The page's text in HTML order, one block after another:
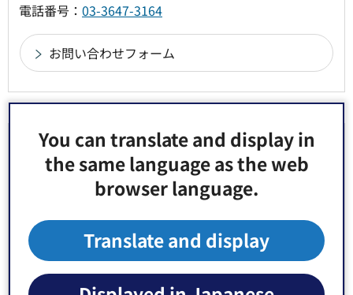
You can translate and display in
the same language as the web
browser language.
Translate and display
電話番号： 03-3647-3164
より良いウェブサイトにするためにみなさまのご
意見をお聞かせください
1：役に立った
2：ふつう
3：役に立たなかった
このページの情報は見つけやすかったですか？